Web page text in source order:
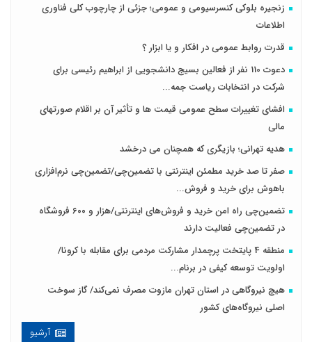
زنجیره بلوکی کنسرسیومی و عمومی؛ جزئی از چارچوب کلی فناوری
اطلاعات
قدرت روابط عمومی در افکار و یا ابزار ؟
دعوت 110 نفر از فعالین بسیج دانشجویی از ابراهیم رئیسی برای
شرکت در انتخابات ریاست جمه...
افشای تغییرات سطح عمومی قیمت ها و تأثیر آن بر اقلام صورتهای
مالی
هدیه تهرانی؛ بازیگری که همچنان می درخشد
صفر تا صد خرید مطمئن اینترنتی با تضمین‌چی/تضمین‌چی نرم‌افزاری
باهوش برای خرید و فروش‌...
تضمین‌چی راه امن خرید و فروش‌های اینترنتی/هزار و ۶۰۰ فروشگاه
در تضمین‌چی فعالیت دارند
منطقه 4 پایتخت پرچمدار مشارکت مردمی برای مقابله با کرونا/
اولویت توسعه کیفی در برنام...
هیچ نیروگاهی در استان تهران مازوت مصرف نمی‌کند/ گاز سوخت
اصلی نیروگاه‌های کشور
آرشیو